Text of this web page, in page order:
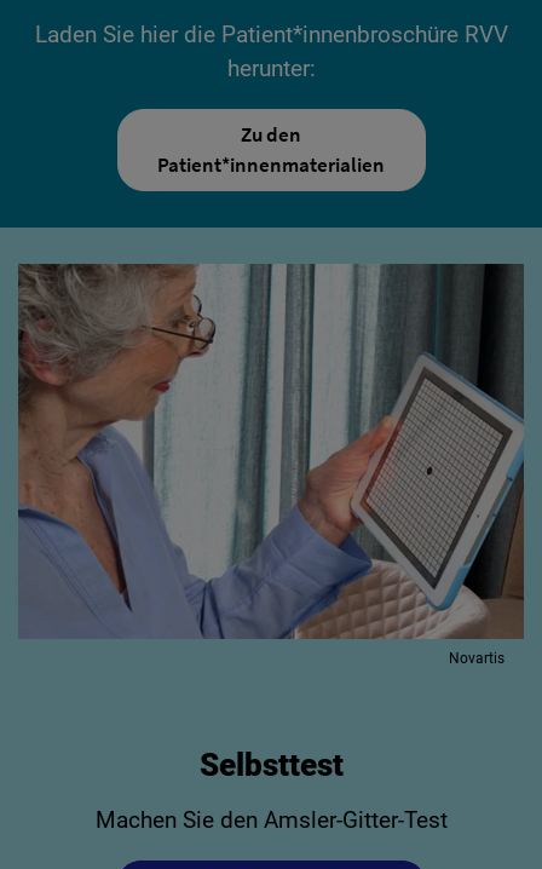
Laden Sie hier die Patient*innenbroschüre RVV
herunter:
Zu den
Patient*innenmaterialien
Novartis
Selbsttest
Machen Sie den Amsler-Gitter-Test